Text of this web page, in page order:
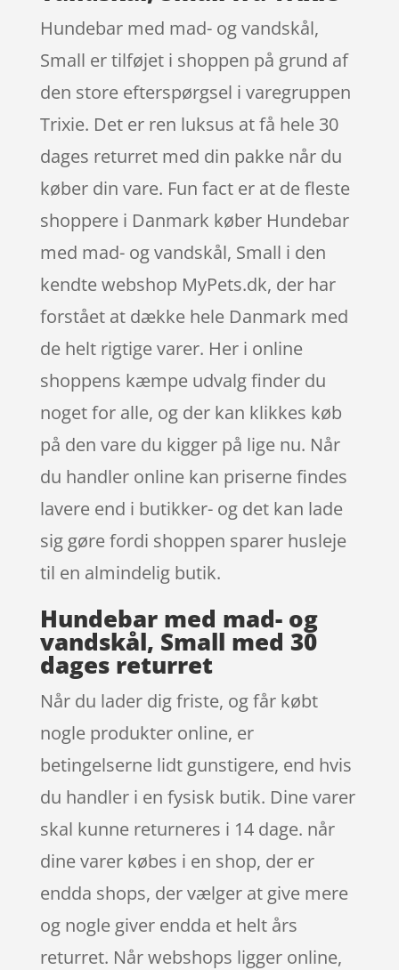
Hundebar med mad- og vandskål,
Small er tilføjet i shoppen på grund af
den store efterspørgsel i varegruppen
Trixie. Det er ren luksus at få hele 30
dages returret med din pakke når du
køber din vare. Fun fact er at de fleste
shoppere i Danmark køber Hundebar
med mad- og vandskål, Small i den
kendte webshop MyPets.dk, der har
forstået at dække hele Danmark med
de helt rigtige varer. Her i online
shoppens kæmpe udvalg finder du
noget for alle, og der kan klikkes køb
på den vare du kigger på lige nu. Når
du handler online kan priserne findes
lavere end i butikker- og det kan lade
sig gøre fordi shoppen sparer husleje
til en almindelig butik.
Hundebar med mad- og
vandskål, Small med 30
dages returret
Når du lader dig friste, og får købt
nogle produkter online, er
betingelserne lidt gunstigere, end hvis
du handler i en fysisk butik. Dine varer
skal kunne returneres i 14 dage. når
dine varer købes i en shop, der er
endda shops, der vælger at give mere
og nogle giver endda et helt års
returret. Når webshops ligger online,